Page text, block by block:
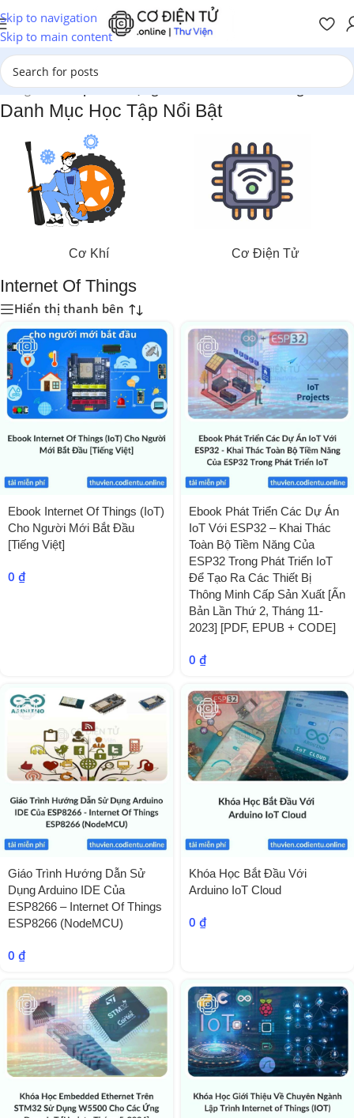
Skip to navigation
Skip to main content
Trang chủ/Sản phẩm được gắn thẻ “Internet Of Things”
Danh Mục Học Tập Nổi Bật
Cơ Khí Cơ Điện Tử
Internet Of Things
Hiển thị thanh bên
Ebook Internet Of Things (IoT)
Cho Người Mới Bắt Đầu
[Tiếng Việt]
0 ₫
Ebook Phát Triển Các Dự Án
IoT Với ESP32 – Khai Thác
Toàn Bộ Tiềm Năng Của
ESP32 Trong Phát Triển IoT
Để Tạo Ra Các Thiết Bị
Thông Minh Cấp Sản Xuất [Ấn
Bản Lần Thứ 2, Tháng 11-
2023] [PDF, EPUB + CODE]
0 ₫
Giáo Trình Hướng Dẫn Sử
Dụng Arduino IDE Của
ESP8266 – Internet Of Things
ESP8266 (NodeMCU)
0 ₫
Khóa Học Bắt Đầu Với
Arduino IoT Cloud
0 ₫